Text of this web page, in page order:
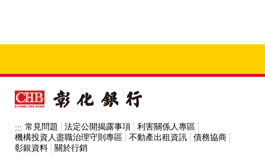
::: 常見問題 法定公開揭露事項
利害關係人專區
機構投資人盡職治理守則專區
不動產出租資訊
債務協商
彰銀資料
關於行銷